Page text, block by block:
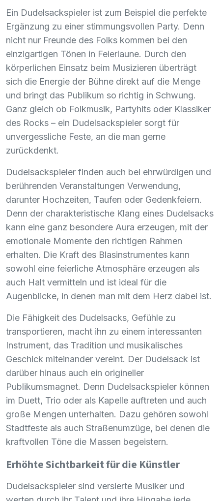
Ein Dudelsackspieler ist zum Beispiel die perfekte
Ergänzung zu einer stimmungsvollen Party. Denn
nicht nur Freunde des Folks kommen bei den
einzigartigen Tönen in Feierlaune. Durch den
körperlichen Einsatz beim Musizieren überträgt
sich die Energie der Bühne direkt auf die Menge
und bringt das Publikum so richtig in Schwung.
Ganz gleich ob Folkmusik, Partyhits oder Klassiker
des Rocks – ein Dudelsackspieler sorgt für
unvergessliche Feste, an die man gerne
zurückdenkt.
Dudelsackspieler finden auch bei ehrwürdigen und
berührenden Veranstaltungen Verwendung,
darunter Hochzeiten, Taufen oder Gedenkfeiern.
Denn der charakteristische Klang eines Dudelsacks
kann eine ganz besondere Aura erzeugen, mit der
emotionale Momente den richtigen Rahmen
erhalten. Die Kraft des Blasinstrumentes kann
sowohl eine feierliche Atmosphäre erzeugen als
auch Halt vermitteln und ist ideal für die
Augenblicke, in denen man mit dem Herz dabei ist.
Die Fähigkeit des Dudelsacks, Gefühle zu
transportieren, macht ihn zu einem interessanten
Instrument, das Tradition und musikalisches
Geschick miteinander vereint. Der Dudelsack ist
darüber hinaus auch ein origineller
Publikumsmagnet. Denn Dudelsackspieler können
im Duett, Trio oder als Kapelle auftreten und auch
große Mengen unterhalten. Dazu gehören sowohl
Stadtfeste als auch Straßenumzüge, bei denen die
kraftvollen Töne die Massen begeistern.
Erhöhte Sichtbarkeit für die Künstler
Dudelsackspieler sind versierte Musiker und